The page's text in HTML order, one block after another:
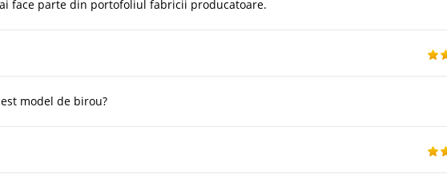
face parte din portofoliul fabricii producatoare.
model de birou?